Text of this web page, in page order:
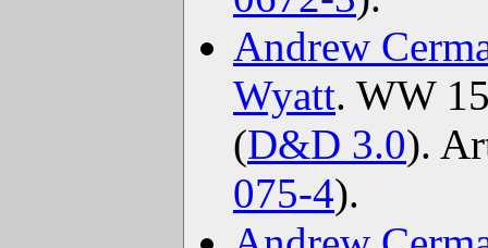
Andrew
Wyatt. WW
(D&D 3.0).
075-4).